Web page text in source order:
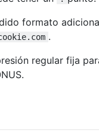
formato
.
regular fija